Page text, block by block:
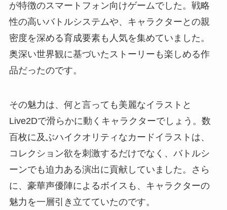
が特徴のスマートフォン向けゲームでした。戦略
性の高いバトルシステムや、キャラクターとの親
密度を深める育成要素も人気を集めていました。
奥深い世界観に基づいたストーリーも楽しめる作
品だったのです。
その魅力は、何と言っても美麗なイラストと
Live2Dで滑らかに動くキャラクターでしょう。数
百枚に及ぶハイクオリティなカードイラストは、
コレクション欲を刺激するだけでなく、バトルシ
ーンでも迫力ある演出に貢献していました。さら
に、豪華声優陣によるボイスも、キャラクターの
魅力を一層引き立てていたのです。